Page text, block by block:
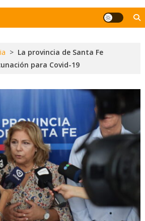
> La provincia de Santa Fe
para Covid-19